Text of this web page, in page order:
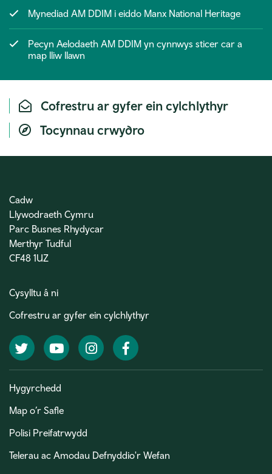
Mynediad AM DDIM i eiddo Manx National Heritage
Pecyn Aelodaeth AM DDIM yn cynnwys sticer car a
map lliw llawn
Cofrestru ar gyfer ein cylchlythyr
Tocynnau crwydro
Cadw
Llywodraeth Cymru
Parc Busnes Rhydycar
Merthyr Tudful
CF48 1UZ
Cysylltu â ni
Cofrestru ar gyfer ein cylchlythyr
TwitterYouTubeInstagramFacebook
Hygyrchedd
Map o’r Safle
Polisi Preifatrwydd
Telerau ac Amodau Defnyddio'r Wefan